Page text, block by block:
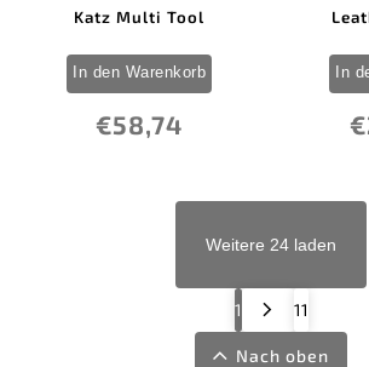
Katz Multi Tool
€58,74
In den Warenkorb In
Weitere 24 laden
1 11
Nach oben